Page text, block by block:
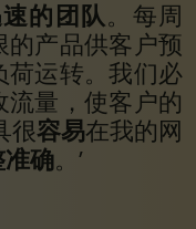
的团队 。每周
的产品供客户预
荷运转。我们必
量，使客户的
很容易在我的网
准确。’